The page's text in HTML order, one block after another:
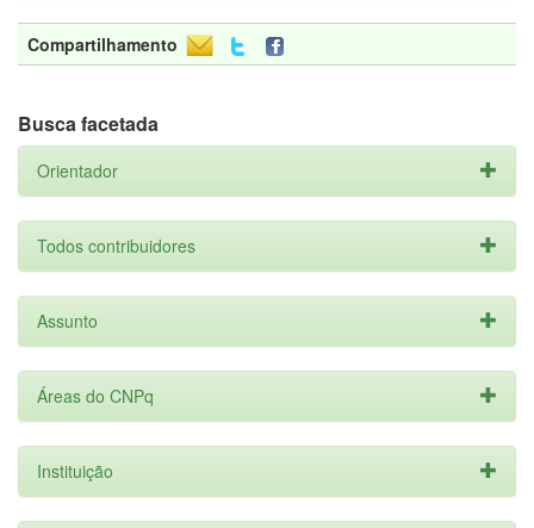
Compartilhamento
Busca facetada
Orientador
Todos contribuidores
Assunto
Áreas do CNPq
Instituição